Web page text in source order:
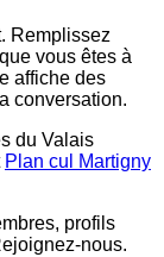
Remplissez
vous êtes à
affiche des
conversation.
du Valais
Plan cul Martigny
profils
nous.